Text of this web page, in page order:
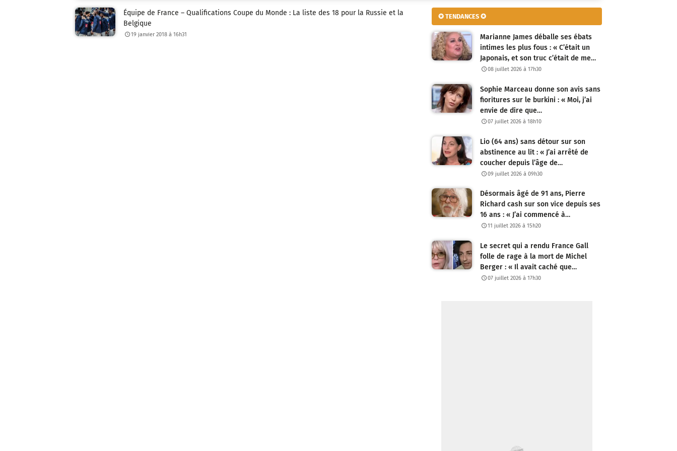
Équipe de France – Qualifications Coupe du Monde : La liste des 18 pour la Russie et la
Belgique
19 janvier 2018 à 16h31
✪ TENDANCES ✪
Marianne James déballe ses ébats
intimes les plus fous : « C’était un
Japonais, et son truc c’était de me…
08 juillet 2026 à 17h30
Sophie Marceau donne son avis sans
fioritures sur le burkini : « Moi, j’ai
envie de dire que…
07 juillet 2026 à 18h10
Lio (64 ans) sans détour sur son
abstinence au lit : « J’ai arrêté de
coucher depuis l’âge de…
09 juillet 2026 à 09h30
Désormais âgé de 91 ans, Pierre
Richard cash sur son vice depuis ses
16 ans : « J’ai commencé à…
11 juillet 2026 à 15h20
Le secret qui a rendu France Gall
folle de rage à la mort de Michel
Berger : « Il avait caché que…
07 juillet 2026 à 17h30